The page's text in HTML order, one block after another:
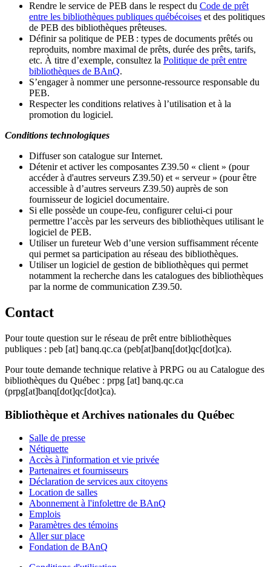
Rendre le service de PEB dans le respect du Code de prêt
entre les bibliothèques publiques québécoises et des politiques
de PEB des bibliothèques prêteuses.
Définir sa politique de PEB : types de documents prêtés ou
reproduits, nombre maximal de prêts, durée des prêts, tarifs,
etc. À titre d’exemple, consultez la Politique de prêt entre
bibliothèques de BAnQ.
S’engager à nommer une personne-ressource responsable du
PEB.
Respecter les conditions relatives à l’utilisation et à la
promotion du logiciel.
Conditions technologiques
Diffuser son catalogue sur Internet.
Détenir et activer les composantes Z39.50 « client » (pour
accéder à d'autres serveurs Z39.50) et « serveur » (pour être
accessible à d’autres serveurs Z39.50) auprès de son
fournisseur de logiciel documentaire.
Si elle possède un coupe-feu, configurer celui-ci pour
permettre l’accès par les serveurs des bibliothèques utilisant le
logiciel de PEB.
Utiliser un fureteur Web d’une version suffisamment récente
qui permet sa participation au réseau des bibliothèques.
Utiliser un logiciel de gestion de bibliothèques qui permet
notamment la recherche dans les catalogues des bibliothèques
par la norme de communication Z39.50.
Contact
Pour toute question sur le réseau de prêt entre bibliothèques
publiques : peb [at] banq.qc.ca (peb[at]banq[dot]qc[dot]ca).
Pour toute demande technique relative à PRPG ou au Catalogue des
bibliothèques du Québec : prpg [at] banq.qc.ca
(prpg[at]banq[dot]qc[dot]ca).
Bibliothèque et Archives nationales du Québec
Salle de presse
Nétiquette
Accès à l'information et vie privée
Partenaires et fournisseurs
Déclaration de services aux citoyens
Location de salles
Abonnement à l'infolettre de BAnQ
Emplois
Paramètres des témoins
Aller sur place
Fondation de BAnQ